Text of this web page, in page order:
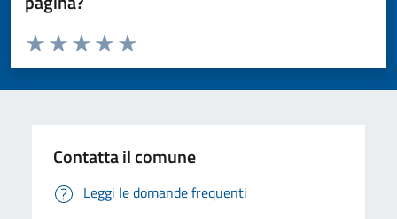
Valuta da 1 a 5 stelle la pagina
Valuta 5 stelle su 5
Valuta 4 stelle su 5
Valuta 3 stelle su 5
Valuta 2 stelle su 5
Valuta 1 stelle su 5
Contatta il comune
Leggi le domande frequenti